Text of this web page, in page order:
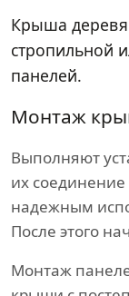
Крыша
стропильной
панелей.
Монтаж
Выполняют
их
надежным
После этого
Монтаж